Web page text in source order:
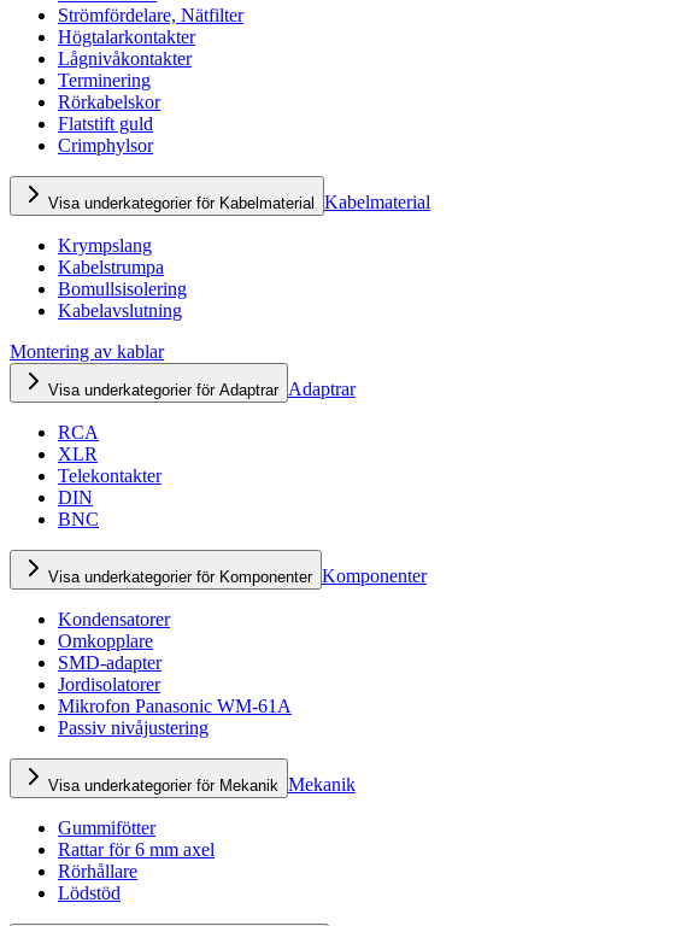
Strömfördelare, Nätfilter
Högtalarkontakter
Lågnivåkontakter
Terminering
Rörkabelskor
Flatstift guld
Crimphylsor
Visa underkategorier för Kabelmaterial Kabelmaterial
Krympslang
Kabelstrumpa
Bomullsisolering
Kabelavslutning
Montering av kablar
Visa underkategorier för Adaptrar Adaptrar
RCA
XLR
Telekontakter
DIN
BNC
Visa underkategorier för Komponenter Komponenter
Kondensatorer
Omkopplare
SMD-adapter
Jordisolatorer
Mikrofon Panasonic WM-61A
Passiv nivåjustering
Visa underkategorier för Mekanik Mekanik
Gummifötter
Rattar för 6 mm axel
Rörhållare
Lödstöd